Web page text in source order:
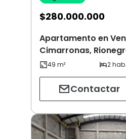
$280.000.000
Apartamento en
Cimarronas,
Contactar